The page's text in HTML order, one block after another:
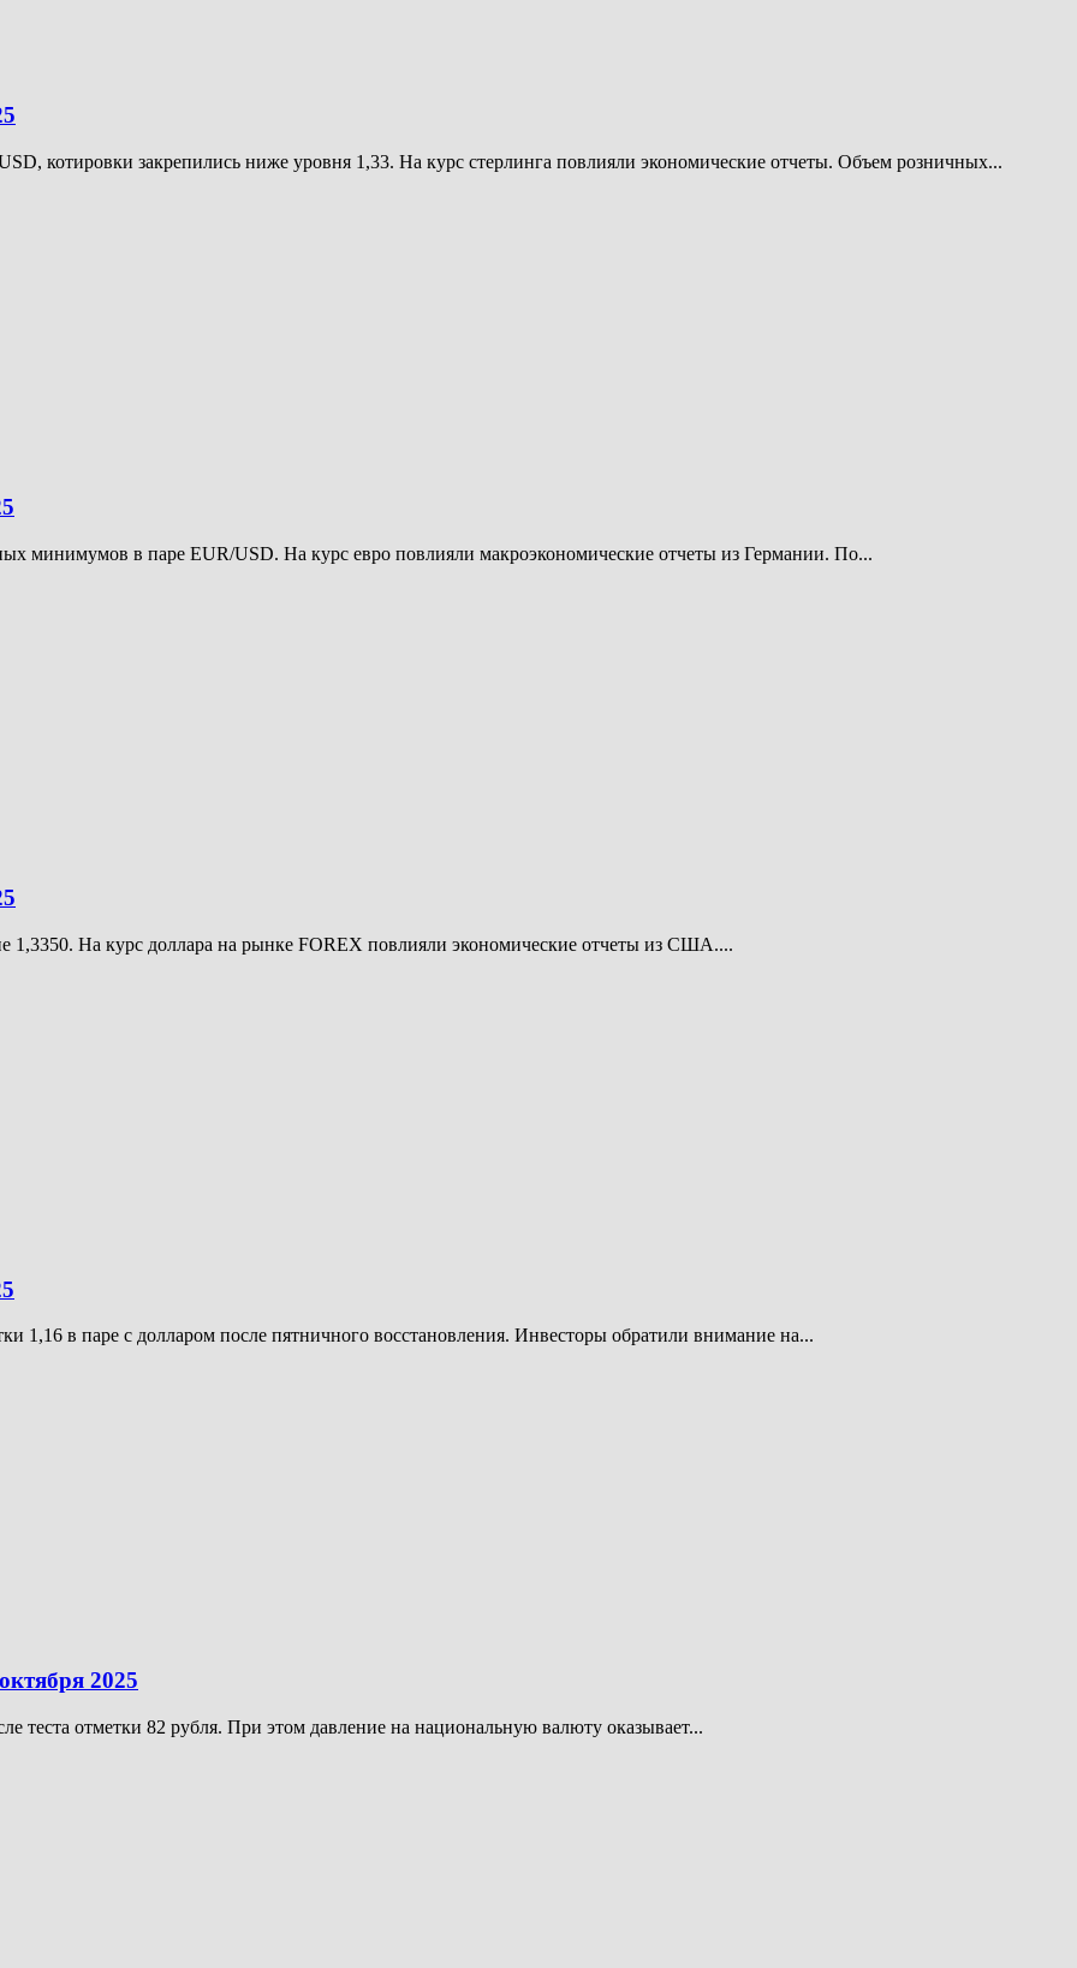
котировки закрепились ниже уровня 1,33. На курс стерлинга повлияли экономические отчеты. Объем розничных...
минимумов в паре EUR/USD. На курс евро повлияли макроэкономические отчеты из Германии. По...
1,3350. На курс доллара на рынке FOREX повлияли экономические отчеты из США....
1,16 в паре с долларом после пятничного восстановления. Инвесторы обратили внимание на...
2025
теста отметки 82 рубля. При этом давление на национальную валюту оказывает...